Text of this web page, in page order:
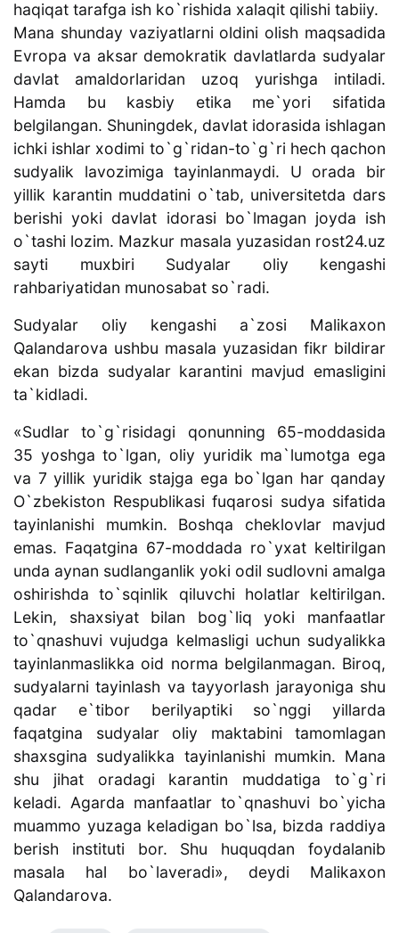
haqiqat tarafga ish ko`rishida xalaqit qilishi tabiiy.
Mana shunday vaziyatlarni oldini olish maqsadida
Evropa va aksar demokratik davlatlarda sudyalar
davlat amaldorlaridan uzoq yurishga intiladi.
Hamda bu kasbiy etika me`yori sifatida
belgilangan. Shuningdek, davlat idorasida ishlagan
ichki ishlar xodimi to`g`ridan-to`g`ri hech qachon
sudyalik lavozimiga tayinlanmaydi. U orada bir
yillik karantin muddatini o`tab, universitetda dars
berishi yoki davlat idorasi bo`lmagan joyda ish
o`tashi lozim. Mazkur masala yuzasidan rost24.uz
sayti muxbiri Sudyalar oliy kengashi
rahbariyatidan munosabat so`radi.
Sudyalar oliy kengashi a`zosi Malikaxon
Qalandarova ushbu masala yuzasidan fikr bildirar
ekan bizda sudyalar karantini mavjud emasligini
ta`kidladi.
«Sudlar to`g`risidagi qonunning 65-moddasida
35 yoshga to`lgan, oliy yuridik ma`lumotga ega
va 7 yillik yuridik stajga ega bo`lgan har qanday
O`zbekiston Respublikasi fuqarosi sudya sifatida
tayinlanishi mumkin. Boshqa cheklovlar mavjud
emas. Faqatgina 67-moddada ro`yxat keltirilgan
unda aynan sudlanganlik yoki odil sudlovni amalga
oshirishda to`sqinlik qiluvchi holatlar keltirilgan.
Lekin, shaxsiyat bilan bog`liq yoki manfaatlar
to`qnashuvi vujudga kelmasligi uchun sudyalikka
tayinlanmaslikka oid norma belgilanmagan. Biroq,
sudyalarni tayinlash va tayyorlash jarayoniga shu
qadar e`tibor berilyaptiki so`nggi yillarda
faqatgina sudyalar oliy maktabini tamomlagan
shaxsgina sudyalikka tayinlanishi mumkin. Mana
shu jihat oradagi karantin muddatiga to`g`ri
keladi. Agarda manfaatlar to`qnashuvi bo`yicha
muammo yuzaga keladigan bo`lsa, bizda raddiya
berish instituti bor. Shu huquqdan foydalanib
masala hal bo`laveradi», deydi Malikaxon
Qalandarova.